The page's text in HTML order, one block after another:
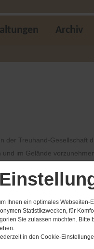
Ihnen ein optimales
Statistikzwecken, für
Sie zulassen möchten.
in den Cookie-
Archiv
der Treuhand-
im Gelände
Im Saal erfolgte
zum ersten Mal, war
vielen Besucher auf
Bismarckhöhe in Werder
der Initiativen des